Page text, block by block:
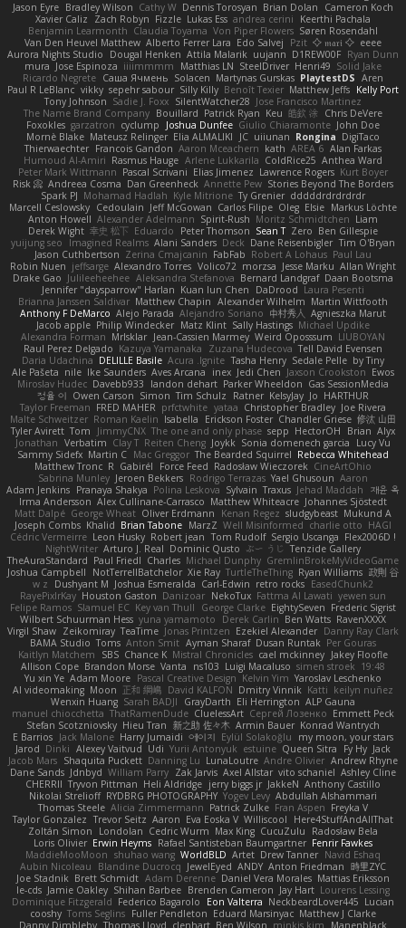
Jason Eyre Bradley Wilson Cathy W Dennis Torosyan Brian Dolan
Cameron Koch
Xavier Caliz
Zach Robyn Fizzle Lukas Ess andrea cerini
Keerthi Pachala
Benjamin Learmonth Claudia Toyama Von Piper Flowers Søren Rosendahl
Van Den Heuvel Matthew Alberto Ferrer Lara Edo Salvej Pzit ✧ 𝔪𝔞𝔯𝔦 ✧ eeee
Aurora Nights Studio
Dougal Henken Attila Malarik uujann D1REW00F Ryan Dunn
mura Jose Espinoza iiiimmmm Matthias LN SteelDriver Henri49 Solid Jake
Ricardo Negrete Саша Ячмень Solacen Martynas Gurskas PlaytestDS Aren
Paul R LeBlanc vikky sepehr sabour Silly Killy Benoît Texier Matthew Jeffs Kelly Port
Tony Johnson Sadie J. Foxx SilentWatcher28 Jose Francisco Martinez
The Name Brand Company Bouillard Patrick Ryan Keu 皓欽 涂 Chris DeVere
Foxokles garzatron cyclump Joshua Dunfee Giulio Chiaramonte John Doe
Mornè Blake Mateusz Relinger Elia ALMALIKI JC uiiunan Rongina DigiTaco
Thierwaechter Francois Gandon Aaron Mceachern kath AREA 6 Alan Farkas
Humoud Al-Amiri Rasmus Hauge Arlene Lukkarila ColdRice25 Anthea Ward
Peter Mark Wittmann Pascal Scrivani Elias Jimenez Lawrence Rogers Kurt Boyer
Risk 📀 Andreea Cosma Dan Greenheck Annette Pew Stories Beyond The Borders
Spark PJ Mohamad Hadlah Kyle Mitrione Ty Grenier dddddrdrdrdrdr
Marcell Ceslowsky Cedoulain Jeff McGowan Carlos Filipe Oleg Elsie Markus Löchte
Anton Howell Alexander Adelmann Spirit-Rush Moritz Schmidtchen Liam
Derek Wight 幸史 松下 Eduardo Peter Thomson Sean T Zero Ben Gillespie
yuijung seo
Imagined Realms Alani Sanders Deck Dane Reisenbigler Tim O'Bryan
Jason Cuthbertson Zerina Cmajcanin FabFab Robert A Lohaus Paul Lau
Robin Nuen jeffsarge Alexandro Torres Volico72 morzsa Jesse Marku Allan Wright
Drake Gao Julileeheehee Aleksandra Stefanova Bernard Landgraf Daan Bootsma
Jennifer "daysparrow" Harlan Kuan lun Chen DaDrood Laura Pesenti
Brianna Janssen Saldivar Matthew Chapin Alexander Wilhelm Martin Wittfooth
Anthony F DeMarco Alejo Parada Alejandro Soriano 中村秀人 Agnieszka Marut
Jacob apple Philip Windecker Matz Klint Sally Hastings Michael Updike
Alexandra Forman MrIsklar Jean-Cassien Marmey Weird Oposssum LIUBOYAN
Raul Perez Delgado Kazuya Yamanaka Zuzana Hudecova Tell David Evensen
Daria Udachina DELILLE Basile Acura .Ignite Tasha Henry Sedale Pelle by Tiny
Ale Pašeta nile Ike Saunders Aves Arcana inex Jedi Chen Jaxson Crookston Ewos
Miroslav Hudec Davebb933 landon dehart Parker Wheeldon Gas SessionMedia
정율 이 Owen Carson Simon Tim Schulz Ratner KelsyJay Jo HARTHUR
Taylor Freeman FRED MAHER prfctwhite yataa Christopher Bradley Joe Rivera
Malte Schweitzer Roman Kaelin Isabella Erickson Foster Chandler Griese 修汰 山田
Tyler Avirett Tom JimmyCNX The one and only phase sepp HectorOH Brian Alyx
Jonathan Verbatim Clay T Reiten Cheng Joykk Sonia domenech garcia
Lucy Vu
Sammy Sidefx Martin C Mac Greggor The Bearded Squirrel Rebecca Whitehead
Matthew Tronc R Gabirél Force Feed Radosław Wieczorek CineArtOhio
Sabrina Munley Jeroen Bekkers Rodrigo Terrazas Yael Ghusoun Aaron
Adam Jenkins Pranaya Shakya Polina Leskova Sylvain Traxus Jehad Maddah
재윤 옥
Irma Andersson Alex Cullinane-Carrasco Matthew Whiteacre Johannes Sjöstedt
Matt Dalpé George Wheat Oliver Erdmann Kenan Regez sludgybeast Mukund A
Joseph Combs Khalid Brian Tabone MarzZ Well Misinformed charlie otto HAGI
Cédric Vermeirre Leon Husky Robert jean Tom Rudolf Sergio Uscanga Flex2006D !
NightWriter Arturo J. Real Dominic Qusto ぶー うじ
Tenzide Gallery
TheAuraStandard Paul Friedl Charles Michael Dunphy GremlinBrokeMyVideoGame
Joshua Campbell
NotTerrellBatchelor Xie Ray TurtleTheThing Ryan Williams 政則 谷
w z
Dushyant M Joshua Esmeralda Carl-Edwin retro rocks EasedChunk2
RayePixlrKay Houston Gaston Danizoar NekoTux Fattma Al Lawati yewen sun
Felipe Ramos Slamuel EC Key van Thull George Clarke EightySeven Frederic Sigrist
Wilbert Schuurman Hess yuna yamamoto Derek Carlin Ben Watts RavenXXXX
Virgil Shaw Zeikomiray TeaTime Jonas Printzen Ezekiel Alexander Danny Ray Clark
BAMA Studio Toms Anton Smit Ayman Sharaf Dusan Runtak Per Gouras
Kaitlyn Matchem
SBS Chance K Mistral Chronicles cael mckinney Jakey Floofle
Allison Cope Brandon Morse Vanta ns103 Luigi Macaluso simen stroek 19:48
Yu xin Ye Adam Moore Pascal Creative Design Kelvin Yim Yaroslav Leschenko
AI videomaking Moon 正和 綱嶋 David KALFON Dmitry Vinnik Katti keilyn nuñez
Wenxin Huang Sarah BADJI GrayDarth Eli Herrington ALP Gauna
manuel chiocchetta ThatRamenDude CluelessArt Cергей Лозенко Emmett Peck
Stefan Scotzniovsky Hieu Tran 新之助 佐々木 Armin Bauer Konrad Wantrych
E Barrios Jack Malone Harry Jumaidi 에이지 Eylül Solakoğlu
my moon, your stars
Jarod Dinki Alexey Vaitvud Udi Yurii Antonyuk estuine Queen Sitra Fy Hy Jack
Jacob Mars Shaquita Puckett Danning Lu LunaLoutre Andre Olivier Andrew Rhyne
Dane Sands Jdnbyd William Parry Zak Jarvis Axel Allstar vito schaniel Ashley Cline
CHERRII Tryvon Pittman Heli Aldridge jerry biggs jr JakkeN Anthony Castillo
Nikolai Strelioff RYDBRG PHOTOGRAPHY Yogev Levy Abdullah Alshammari
Thomas Steele Alicia Zimmermann Patrick Zulke Fran Aspen Freyka V
Taylor Gonzalez Trevor Seitz Aaron Eva Eoska V Williscool
Here4StuffAndAllThat
Zoltán Simon
Londolan Cedric Wurm Max King CucuZulu
Radosław Bela
Loris Olivier Erwin Heyms Rafael Santisteban Baumgartner Fenrir Fawkes
MaddieMooMoon shuhao wang WorldBLD Artet Drew Tanner Navid Eshaq
Aubin Nicoleau
Blandine Ducrocq JewelEyed ANDY Anton Friedman 時里ZYC
Joe Stadnik Brett Schmidt Adam Derenne Daniel Vera Morales Mattias Eriksson
le-cds Jamie Oakley Shihan Barbee Brenden Cameron Jay Hart Lourens Lessing
Dominique Fitzgerald Federico Bagarolo Eon Valterra NeckbeardLover445 Lucian
cooshy Toms Seglins Fuller Pendleton Eduard Marsinyac Matthew J Clarke